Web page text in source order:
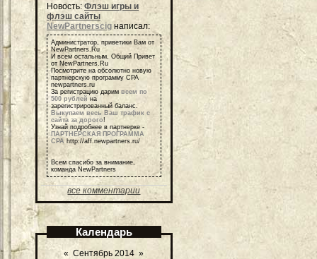
Новость: Флэш игры и
флэш сайты
NewPartnerscig написал:
Администратор, приветики Вам от
NewPartners.Ru
И всем остальным, Общий Привет
от NewPartners.Ru
Посмотрите на обсолютно новую
партнерскую программу СРА
newpartners.ru
За регистрацию дарим всем по
500 рублей на
зарегистрированный баланс.
Выкупаем весь Ваш трафик с
сайта за дорого!
Узнай подробнее в партнерке -
ПАРТНЕРСКАЯ ПРОГРАММА
СРА http://aff.newpartners.ru/
Всем спасибо за внимание,
команда NewPartners
все комментарии
Календарь
« Сентябрь 2014 »